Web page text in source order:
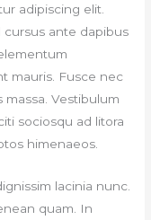
adipiscing elit.
ante dapibus
mauris. Fusce nec
Vestibulum
sociosqu ad litora
himenaeos.
lacinia nunc.
quam. In